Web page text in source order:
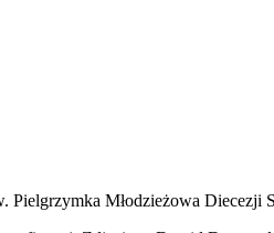
Pielgrzymka Młodzieżowa